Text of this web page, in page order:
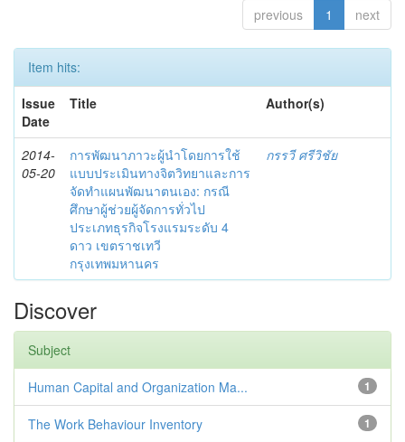
previous 1 next
Item hits:
Issue
Date
Title Author(s)
2014-
05-20
การพัฒนาภาวะผู้นำโดยการใช้
แบบประเมินทางจิตวิทยาและการ
จัดทำแผนพัฒนาตนเอง: กรณี
ศึกษาผู้ช่วยผู้จัดการทั่วไป
ประเภทธุรกิจโรงแรมระดับ 4
ดาว เขตราชเทวี
กรุงเทพมหานคร
กรรวี ศรีวิชัย
Discover
Subject
1
Human Capital and Organization Ma...
1
The Work Behaviour Inventory